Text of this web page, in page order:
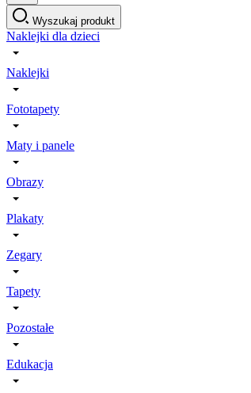
Wyszukaj produkt
Naklejki dla dzieci
Naklejki
Fototapety
Maty i panele
Obrazy
Plakaty
Zegary
Tapety
Pozostałe
Edukacja